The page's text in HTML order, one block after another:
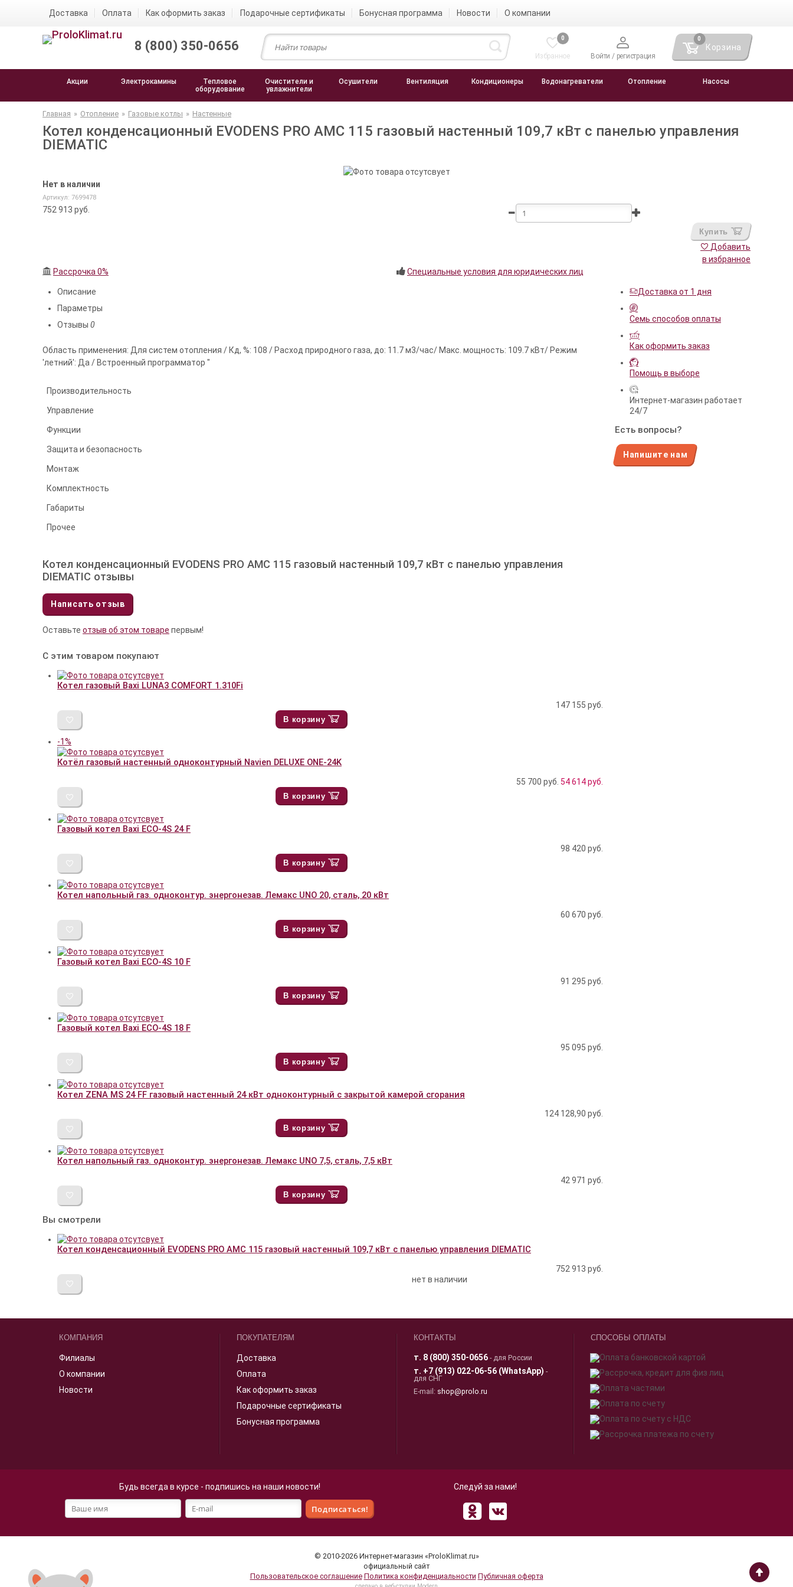
Доставка Оплата Как оформить заказ Подарочные сертификаты Бонусная программа Новости О компании
8 (800) 350-0656
0
Избранное Войти / регистрация
0
Корзина
Акции Электрокамины
Тепловое
оборудование
Очистители и
увлажнители
Осушители Вентиляция Кондиционеры Водонагреватели Отопление Насосы
Главная » Отопление » Газовые котлы » Настенные
Котел конденсационный EVODENS PRO AMC 115 газовый настенный 109,7 кВт c панелью управления
DIEMATIC
Нет в наличии
Артикул: 7699478
752 913 руб.
Купить
Добавить
в избранное
Рассрочка 0%
Специальные условия для юридических лиц
Доставка от 1 дня
Семь способов оплаты
Как оформить заказ
Помощь в выборе
Интернет-магазин работает
24/7
Есть вопросы?
Напишите нам
Описание
Параметры
Отзывы 0
Область применения: Для систем отопления / Кд, %: 108 / Расход природного газа, до: 11.7 м3/час/ Макс. мощность: 109.7 кВт/ Режим
'летний': Да / Встроенный программатор "
Производительность
Управление
Функции
Защита и безопасность
Монтаж
Комплектность
Габариты
Прочее
Котел конденсационный EVODENS PRO AMC 115 газовый настенный 109,7 кВт c панелью управления
DIEMATIC отзывы
Написать отзыв
Оставьте отзыв об этом товаре первым!
С этим товаром покупают
Котел газовый Baxi LUNA3 COMFORT 1.310Fi
147 155 руб.
В корзину
-1%
Котёл газовый настенный одноконтурный Navien DELUXE ONE-24K
55 700 руб. 54 614руб.
В корзину
Газовый котел Baxi ECO-4S 24 F
98 420 руб.
В корзину
Котел напольный газ. одноконтур. энергонезав. Лемакс UNO 20, сталь, 20 кВт
60 670 руб.
В корзину
Газовый котел Baxi ECO-4S 10 F
91 295 руб.
В корзину
Газовый котел Baxi ECO-4S 18 F
95 095 руб.
В корзину
Котел ZENA MS 24 FF газовый настенный 24 кВт одноконтурный с закрытой камерой сгорания
124 128,90 руб.
В корзину
Котел напольный газ. одноконтур. энергонезав. Лемакс UNO 7,5, сталь, 7,5 кВт
42 971 руб.
В корзину
Вы смотрели
Котел конденсационный EVODENS PRO AMC 115 газовый настенный 109,7 кВт c панелью управления DIEMATIC
752 913 руб.
нет в наличии
КОМПАНИЯ
Филиалы
О компании
Новости
ПОКУПАТЕЛЯМ
Доставка
Оплата
Как оформить заказ
Подарочные сертификаты
Бонусная программа
КОНТАКТЫ
т. 8 (800) 350-0656 - для России
т. +7 (913) 022-06-56 (WhatsApp) -
для СНГ
E-mail: shop@prolo.ru
СПОСОБЫ ОПЛАТЫ
Будь всегда в курсе - подпишись на наши новости! Следуй за нами!
© 2010-2026 Интернет-магазин «ProloKlimat.ru»
официальный сайт
Пользовательское соглашение Политика конфиденциальности Публичная оферта
Мы используем файлы cookie для улучшения взаимодействия с пользователями и обслуживания.
Продолжая просмотр страниц нашего сайта, вы принимаете условияПолитики в отношении обработки